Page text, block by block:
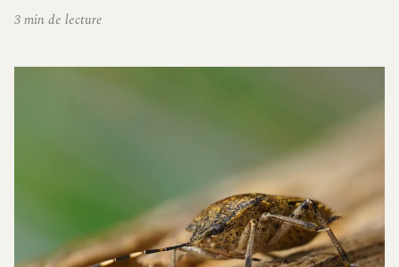
3 min de lecture